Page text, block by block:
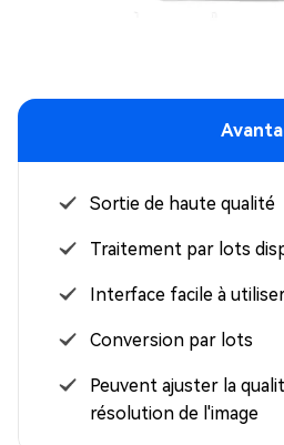
Sortie de haute qualité
Traitement par lots
Interface facile à
Conversion par lots
Peuvent ajuster la
résolution de l'image